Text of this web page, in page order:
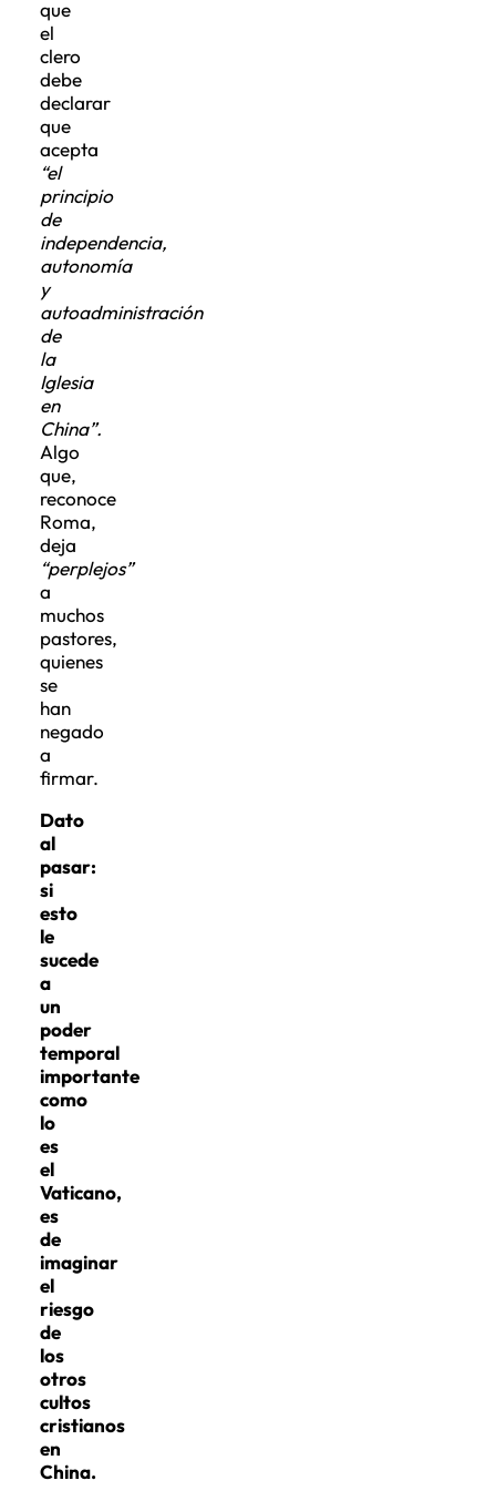
que
el
clero
debe
declarar
que
acepta
“el
principio
de
independencia,
autonomía
y
autoadministración
de
la
Iglesia
en
China”.
Algo
que,
reconoce
Roma,
deja
“perplejos”
a
muchos
pastores,
quienes
se
han
negado
a
firmar.
Dato
al
pasar:
si
esto
le
sucede
a
un
poder
temporal
importante
como
lo
es
el
Vaticano,
es
de
imaginar
el
riesgo
de
los
otros
cultos
cristianos
en
China.